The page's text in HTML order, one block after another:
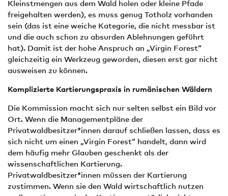
Kleinstmengen aus dem Wald holen oder kleine Pfade
freigehalten werden), es muss genug Totholz vorhanden
sein (das ist eine weiche Kategorie, die nicht messbar ist
und die auch schon zu absurden Ablehnungen geführt
hat). Damit ist der hohe Anspruch an „Virgin Forest“
gleichzeitig ein Werkzeug geworden, diesen erst gar nicht
ausweisen zu können.
Komplizierte Kartierungspraxis in rumänischen Wäldern
Die Kommission macht sich nur selten selbst ein Bild vor
Ort. Wenn die Managementpläne der
Privatwaldbesitzer*innen darauf schließen lassen, dass es
sich nicht um einen „Virgin Forest“ handelt, dann wird
dem häufig mehr Glauben geschenkt als der
wissenschaftlichen Kartierung.
Privatwaldbesitzer*innen müssen der Kartierung
zustimmen. Wenn sie den Wald wirtschaftlich nutzen